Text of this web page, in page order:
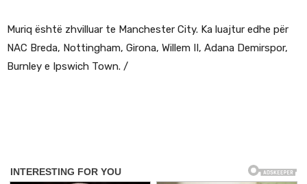
Muriq është zhvilluar te Manchester City. Ka luajtur edhe për
NAC Breda, Nottingham, Girona, Willem II, Adana Demirspor,
Burnley e Ipswich Town. /